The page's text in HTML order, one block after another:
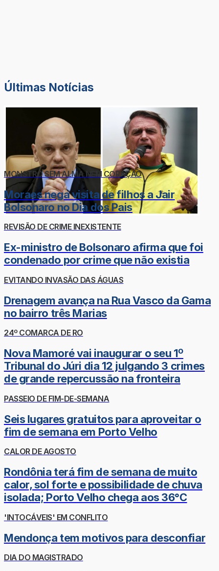
Últimas Notícias
MONSTRO SEM ALMA NEM CORAÇÃO
Moraes nega visita de filhos a Jair
Bolsonaro no Dia dos Pais
REVISÃO DE CRIME INEXISTENTE
Ex-ministro de Bolsonaro afirma que foi
condenado por crime que não existia
EVITANDO INVASÃO DAS ÁGUAS
Drenagem avança na Rua Vasco da Gama
no bairro três Marias
24º COMARCA DE RO
Nova Mamoré vai inaugurar o seu 1º
Tribunal do Júri dia 12 julgando 3 crimes
de grande repercussão na fronteira
PASSEIO DE FIM-DE-SEMANA
Seis lugares gratuitos para aproveitar o
fim de semana em Porto Velho
CALOR DE AGOSTO
Rondônia terá fim de semana de muito
calor, sol forte e possibilidade de chuva
isolada; Porto Velho chega aos 36°C
'INTOCÁVEIS' EM CONFLITO
Mendonça tem motivos para desconfiar
DIA DO MAGISTRADO